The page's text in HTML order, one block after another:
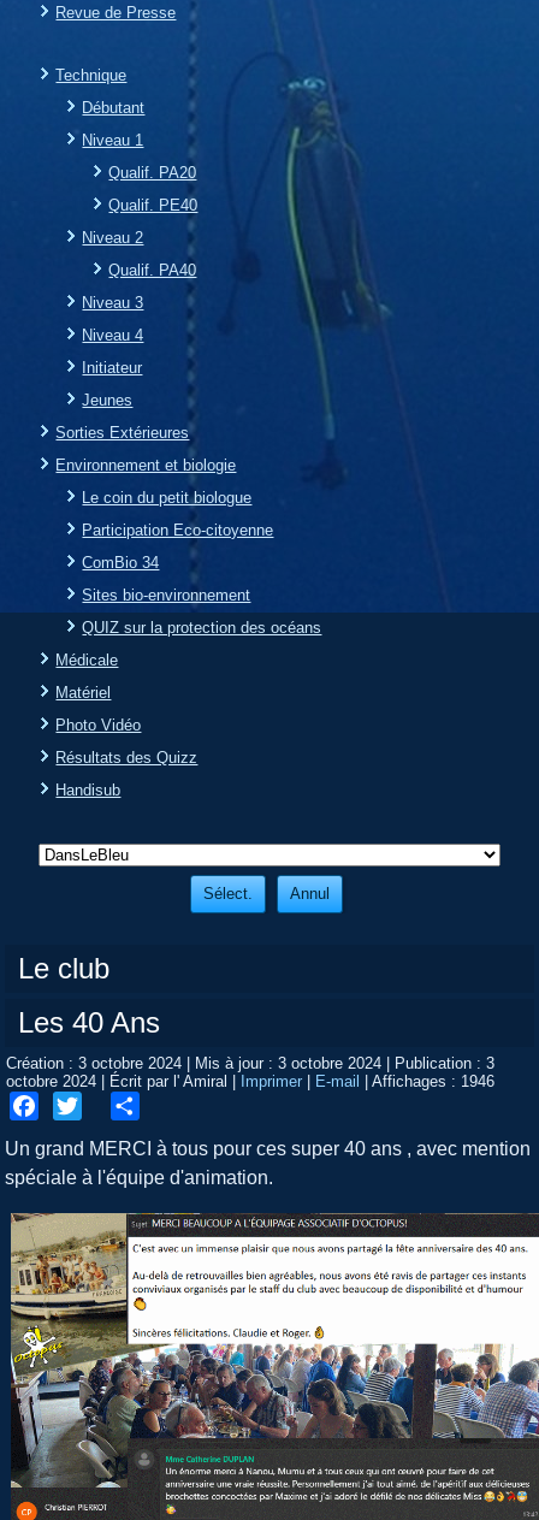
Revue de Presse
Technique
Débutant
Niveau 1
Qualif. PA20
Qualif. PE40
Niveau 2
Qualif. PA40
Niveau 3
Niveau 4
Initiateur
Jeunes
Sorties Extérieures
Environnement et biologie
Le coin du petit biologue
Participation Eco-citoyenne
ComBio 34
Sites bio-environnement
QUIZ sur la protection des océans
Médicale
Matériel
Photo Vidéo
Résultats des Quizz
Handisub
Le club
Les 40 Ans
Création : 3 octobre 2024 | Mis à jour : 3 octobre 2024 | Publication : 3
octobre 2024 | Écrit par l' Amiral | Imprimer | E-mail |Affichages : 1946
Un grand MERCI à tous pour ces super 40 ans , avec mention
spéciale à l'équipe d'animation.